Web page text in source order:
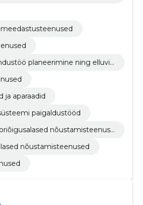
planeerimine ning elluvii
ja aparaadid
paigaldustööd
nõustamisteenuse
nõustamisteenused